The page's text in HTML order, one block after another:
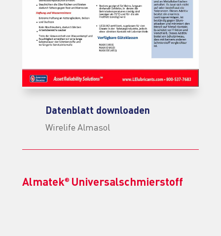
Datenblatt downloaden
Wirelife Almasol
Almatek® Universalschmierstoff